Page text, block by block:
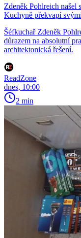
Zdeněk Pohlreich našel
Kuchyně překvapí
Šéfkuchař Zdeněk
důrazem na absolutní
architektonická řešení.
ReadZone
dnes, 10:00
2 min